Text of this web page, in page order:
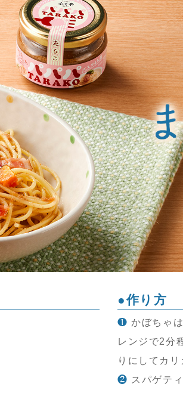
●作り方
❶ かぼちゃ
レンジで2分
りにしてカリ
❷ スパゲテ